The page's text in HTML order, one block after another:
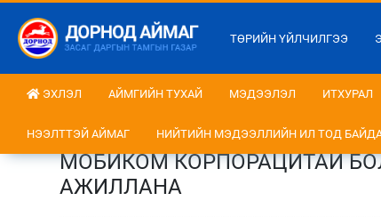
ТӨРИЙН ҮЙЛЧИЛГЭЭ
ЭХЛЭЛ АЙМГИЙН ТУХАЙ МЭДЭЭЛЭЛ ИТХУРАЛ
НЭЭЛТТЭЙ АЙМАГ НИЙТИЙН МЭДЭЭЛЛИЙН ИЛ ТОД
МОБИКОМ КОРПОРАЦИТАЙ
АЖИЛЛАНА